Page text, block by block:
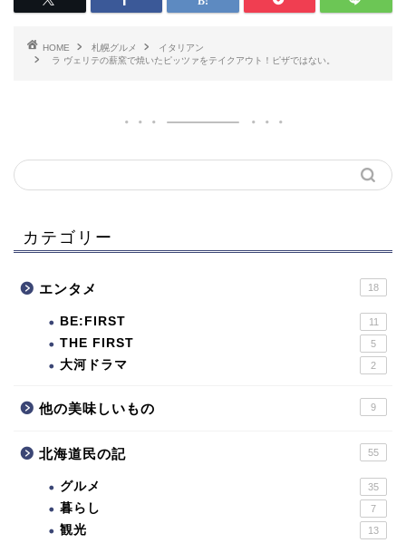
HOME 札幌グルメ
イタリアン
ラ ヴェリテの薪窯で焼いたピッツァをテイクアウト！ピザではない。
カテゴリー
エンタメ 18
BE:FIRST 11
THE FIRST 5
大河ドラマ 2
他の美味しいもの 9
北海道民の記 55
グルメ 35
暮らし 7
観光 13